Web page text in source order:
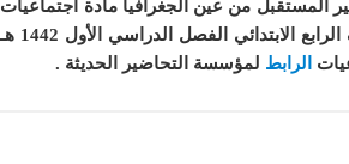
من عين الجغرافيا مادة اجتماعيات
الرابط لمؤسسة التحاضير الحديثة .